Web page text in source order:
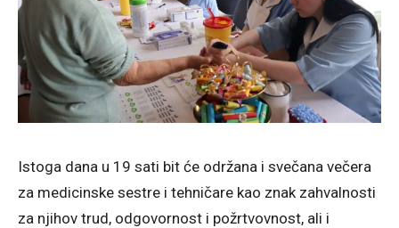
Istoga dana u 19 sati bit će održana i svečana večera
za medicinske sestre i tehničare kao znak zahvalnosti
za njihov trud, odgovornost i požrtvovnost, ali i